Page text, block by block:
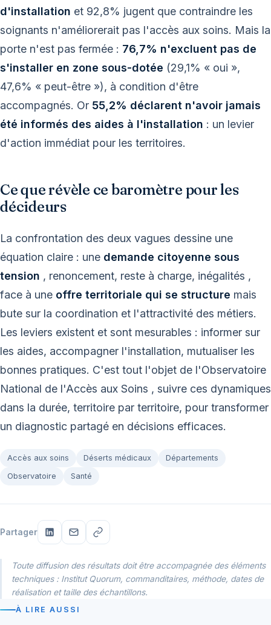
d'installation et 92,8% jugent que contraindre les
soignants n'améliorerait pas l'accès aux soins. Mais la
porte n'est pas fermée : 76,7% n'excluent pas de
s'installer en zone sous-dotée (29,1% « oui »,
47,6% « peut-être »), à condition d'être
accompagnés. Or 55,2% déclarent n'avoir jamais
été informés des aides à l'installation : un levier
d'action immédiat pour les territoires.
Ce que révèle ce baromètre pour les
décideurs
La confrontation des deux vagues dessine une
équation claire : une demande citoyenne sous
tension , renoncement, reste à charge, inégalités ,
face à une offre territoriale qui se structure mais
bute sur la coordination et l'attractivité des métiers.
Les leviers existent et sont mesurables : informer sur
les aides, accompagner l'installation, mutualiser les
bonnes pratiques. C'est tout l'objet de l'Observatoire
National de l'Accès aux Soins , suivre ces dynamiques
dans la durée, territoire par territoire, pour transformer
un diagnostic partagé en décisions efficaces.
Accès aux soins Déserts médicaux
Départements
Observatoire
Santé
Partager
Toute diffusion des résultats doit être accompagnée des éléments
techniques : Institut Quorum, commanditaires, méthode, dates de
réalisation et taille des échantillons.
À LIRE AUSSI